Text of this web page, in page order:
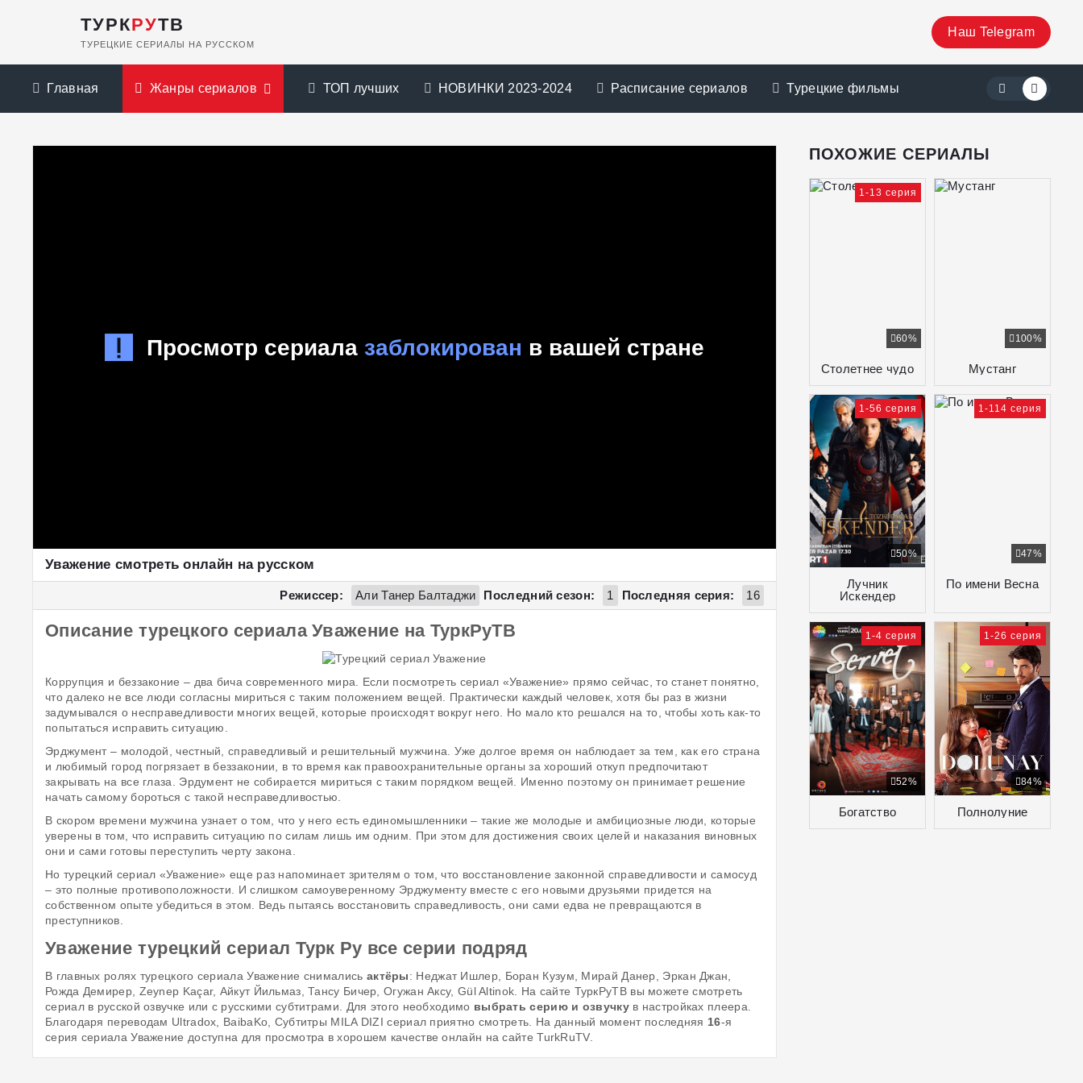
ТУРКРУТВ
ТУРЕЦКИЕ СЕРИАЛЫ НА РУССКОМ
Наш Telegram
Главная Жанры сериалов ТОП лучших НОВИНКИ 2023-2024 Расписание сериалов Турецкие фильмы
Уважение смотреть онлайн на русском
Режиссер: Али Танер Балтаджи Последний сезон: 1 Последняя серия: 16
Описание турецкого сериала Уважение на ТуркРуТВ
Коррупция и беззаконие – два бича современного мира. Если посмотреть сериал «Уважение» прямо сейчас, то станет понятно,
что далеко не все люди согласны мириться с таким положением вещей. Практически каждый человек, хотя бы раз в жизни
задумывался о несправедливости многих вещей, которые происходят вокруг него. Но мало кто решался на то, чтобы хоть как-то
попытаться исправить ситуацию.
Эрджумент – молодой, честный, справедливый и решительный мужчина. Уже долгое время он наблюдает за тем, как его страна
и любимый город погрязает в беззаконии, в то время как правоохранительные органы за хороший откуп предпочитают
закрывать на все глаза. Эрдумент не собирается мириться с таким порядком вещей. Именно поэтому он принимает решение
начать самому бороться с такой несправедливостью.
В скором времени мужчина узнает о том, что у него есть единомышленники – такие же молодые и амбициозные люди, которые
уверены в том, что исправить ситуацию по силам лишь им одним. При этом для достижения своих целей и наказания виновных
они и сами готовы переступить черту закона.
Но турецкий сериал «Уважение» еще раз напоминает зрителям о том, что восстановление законной справедливости и самосуд
– это полные противоположности. И слишком самоуверенному Эрджументу вместе с его новыми друзьями придется на
собственном опыте убедиться в этом. Ведь пытаясь восстановить справедливость, они сами едва не превращаются в
преступников.
Уважение турецкий сериал Турк Ру все серии подряд
В главных ролях турецкого сериала Уважение снимались актёры: Неджат Ишлер, Боран Кузум, Мирай Данер, Эркан Джан,
Рожда Демирер, Zeynep Kaçar, Айкут Йильмаз, Тансу Бичер, Огужан Аксу, Gül Altinok. На сайте ТуркРуТВ вы можете смотреть
сериал в русской озвучке или с русскими субтитрами. Для этого необходимо выбрать серию и озвучкув настройках плеера.
Благодаря переводам Ultradox, BaibaKo, Субтитры MILA DIZI сериал приятно смотреть. На данный момент последняя 16-я
серия сериала Уважение доступна для просмотра в хорошем качестве онлайн на сайте TurkRuTV.
ПОХОЖИЕ СЕРИАЛЫ
Столетнее чудо
60%
1-13 серия
Мустанг
100%
Лучник
Искендер
50%
1-56 серия
По имени Весна
47%
1-114 серия
Богатство
52%
1-4 серия
Полнолуние
84%
1-26 серия